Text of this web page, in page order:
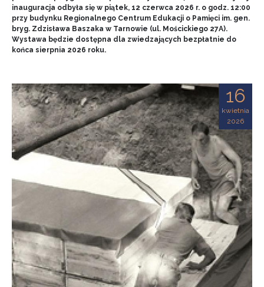
inauguracja odbyła się w piątek, 12 czerwca 2026 r. o godz. 12:00
przy budynku Regionalnego Centrum Edukacji o Pamięci im. gen.
bryg. Zdzisława Baszaka w Tarnowie (ul. Mościckiego 27A).
Wystawa będzie dostępna dla zwiedzających bezpłatnie do
końca sierpnia 2026 roku.
16
kwietnia
2026